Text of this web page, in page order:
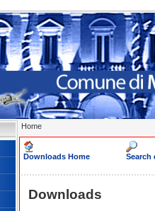
Home
Downloads Home Search
Downloads